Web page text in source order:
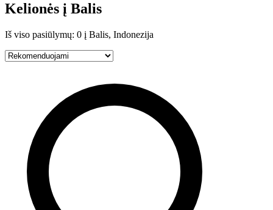
Kelionės į Balis
Iš viso pasiūlymų: 0 į Balis, Indonezija